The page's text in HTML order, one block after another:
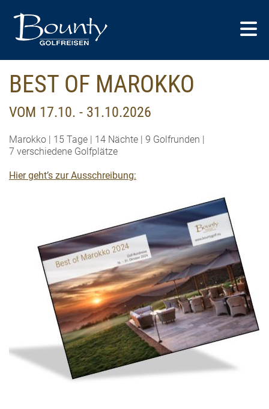
BEST OF MAROKKO
VOM 17.10. - 31.10.2026
Marokko | 15 Tage | 14 Nächte | 9 Golfrunden |
7 verschiedene Golfplätze
Hier geht’s zur Ausschreibung: